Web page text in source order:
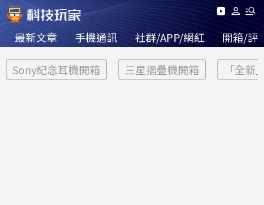
最新文章 手機通訊 社群/APP/網紅 開箱/評
Sony紀念耳機開箱 三星摺疊機開箱 「全新